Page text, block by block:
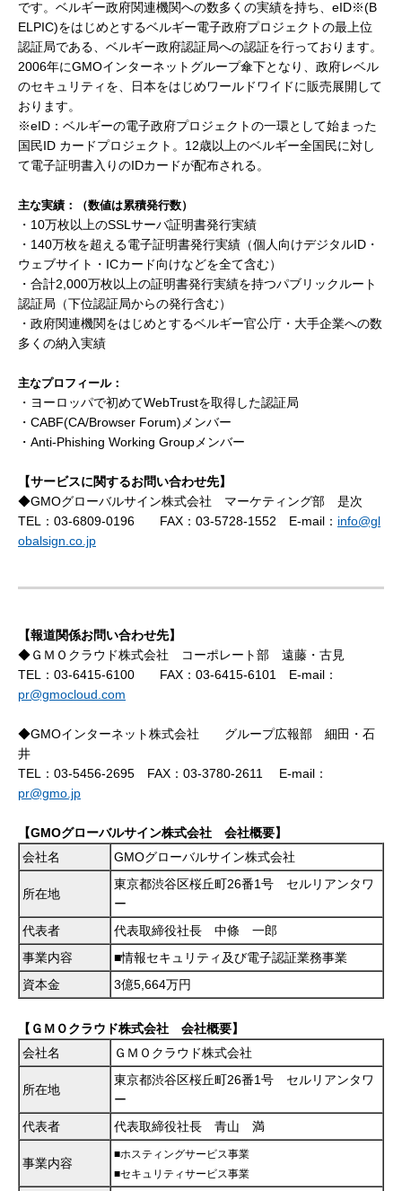
です。ベルギー政府関連機関への数多くの実績を持ち、eID※(B
ELPIC)をはじめとするベルギー電子政府プロジェクトの最上位
認証局である、ベルギー政府認証局への認証を行っております。
2006年にGMOインターネットグループ傘下となり、政府レベル
のセキュリティを、日本をはじめワールドワイドに販売展開して
おります。
※eID：ベルギーの電子政府プロジェクトの一環として始まった
国民ID カードプロジェクト。12歳以上のベルギー全国民に対し
て電子証明書入りのIDカードが配布される。
主な実績：（数値は累積発行数）
・10万枚以上のSSLサーバ証明書発行実績
・140万枚を超える電子証明書発行実績（個人向けデジタルID・
ウェブサイト・ICカード向けなどを全て含む）
・合計2,000万枚以上の証明書発行実績を持つパブリックルート
認証局（下位認証局からの発行含む）
・政府関連機関をはじめとするベルギー官公庁・大手企業への数
多くの納入実績
主なプロフィール：
・ヨーロッパで初めてWebTrustを取得した認証局
・CABF(CA/Browser Forum)メンバー
・Anti-Phishing Working Groupメンバー
【サービスに関するお問い合わせ先】
◆GMOグローバルサイン株式会社 マーケティング部 是次
TEL：03-6809-0196 FAX：03-5728-1552 E-mail： info@gl
obalsign.co.jp
【報道関係お問い合わせ先】
◆ＧＭＯクラウド株式会社 コーポレート部 遠藤・古見
TEL：03-6415-6100 FAX：03-6415-6101 E-mail：
pr@gmocloud.com
◆GMOインターネット株式会社 グループ広報部 細田・石
井
TEL：03-5456-2695 FAX：03-3780-2611 E-mail：
pr@gmo.jp
【GMOグローバルサイン株式会社 会社概要】
会社名
GMOグローバルサイン株式会社
所在地
東京都渋谷区桜丘町26番1号 セルリアンタワ
ー
代表者
代表取締役社長 中條 一郎
事業内容
■情報セキュリティ及び電子認証業務事業
資本金
3億5,664万円
【ＧＭＯクラウド株式会社 会社概要】
会社名
ＧＭＯクラウド株式会社
所在地
東京都渋谷区桜丘町26番1号 セルリアンタワ
ー
代表者
代表取締役社長 青山 満
事業内容
■ホスティングサービス事業
■セキュリティサービス事業